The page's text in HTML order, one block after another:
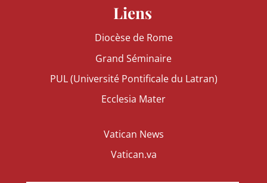
Liens
Diocèse de Rome
Grand Séminaire
PUL (Université Pontificale du Latran)
Ecclesia Mater
Vatican News
Vatican.va